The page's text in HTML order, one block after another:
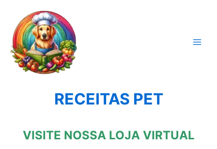
conteúdo
RECEITAS PET
VISITE NOSSA LOJA VIRTUAL